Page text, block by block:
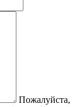
Пожалуйста,